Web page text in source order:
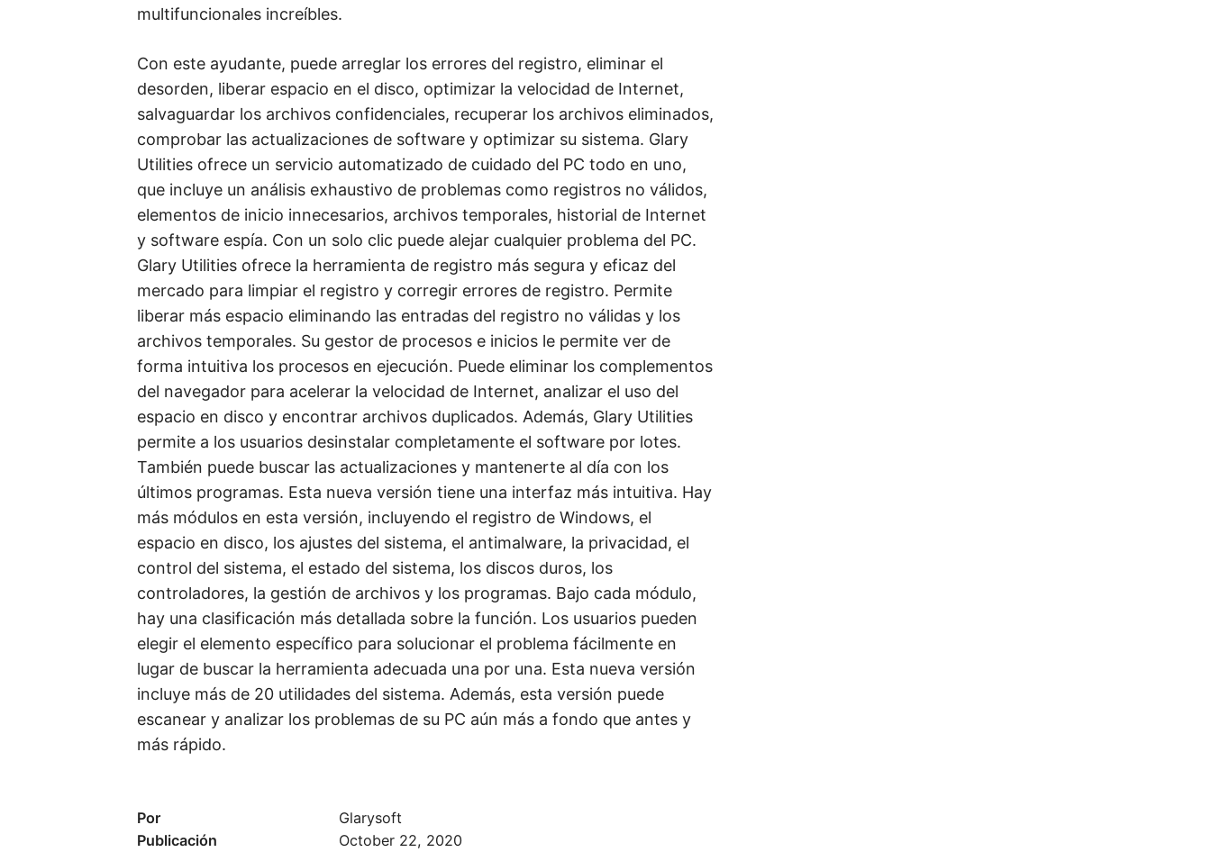
multifuncionales increíbles.
Con este ayudante, puede arreglar los errores del registro, eliminar el
desorden, liberar espacio en el disco, optimizar la velocidad de Internet,
salvaguardar los archivos confidenciales, recuperar los archivos eliminados,
comprobar las actualizaciones de software y optimizar su sistema. Glary
Utilities ofrece un servicio automatizado de cuidado del PC todo en uno,
que incluye un análisis exhaustivo de problemas como registros no válidos,
elementos de inicio innecesarios, archivos temporales, historial de Internet
y software espía. Con un solo clic puede alejar cualquier problema del PC.
Glary Utilities ofrece la herramienta de registro más segura y eficaz del
mercado para limpiar el registro y corregir errores de registro. Permite
liberar más espacio eliminando las entradas del registro no válidas y los
archivos temporales. Su gestor de procesos e inicios le permite ver de
forma intuitiva los procesos en ejecución. Puede eliminar los complementos
del navegador para acelerar la velocidad de Internet, analizar el uso del
espacio en disco y encontrar archivos duplicados. Además, Glary Utilities
permite a los usuarios desinstalar completamente el software por lotes.
También puede buscar las actualizaciones y mantenerte al día con los
últimos programas. Esta nueva versión tiene una interfaz más intuitiva. Hay
más módulos en esta versión, incluyendo el registro de Windows, el
espacio en disco, los ajustes del sistema, el antimalware, la privacidad, el
control del sistema, el estado del sistema, los discos duros, los
controladores, la gestión de archivos y los programas. Bajo cada módulo,
hay una clasificación más detallada sobre la función. Los usuarios pueden
elegir el elemento específico para solucionar el problema fácilmente en
lugar de buscar la herramienta adecuada una por una. Esta nueva versión
incluye más de 20 utilidades del sistema. Además, esta versión puede
escanear y analizar los problemas de su PC aún más a fondo que antes y
más rápido.
Por
Glarysoft
Publicación
October 22, 2020